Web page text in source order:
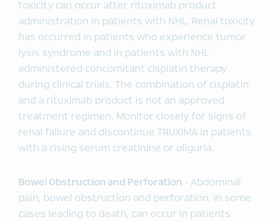
toxicity can occur after rituximab product
administration in patients with NHL. Renal toxicity
has occurred in patients who experience tumor
lysis syndrome and in patients with NHL
administered concomitant cisplatin therapy
during clinical trials. The combination of cisplatin
and a rituximab product is not an approved
treatment regimen. Monitor closely for signs of
renal failure and discontinue TRUXIMA in patients
with a rising serum creatinine or oliguria.
Bowel Obstruction and Perforation - Abdominal
pain, bowel obstruction and perforation, in some
cases leading to death, can occur in patients